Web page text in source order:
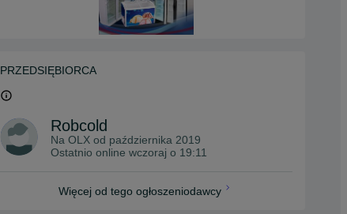
PRZEDSIĘBIORCA
Robcold
Na OLX od października 2019
Ostatnio online wczoraj o 19:11
Więcej od tego ogłoszeniodawcy